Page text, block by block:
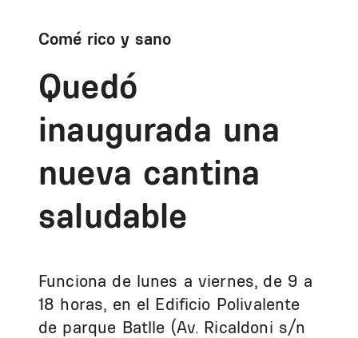
Comé rico y sano
Quedó
inaugurada una
nueva cantina
saludable
Funciona de lunes a viernes, de 9 a
18 horas, en el Edificio Polivalente
de parque Batlle (Av. Ricaldoni s/n